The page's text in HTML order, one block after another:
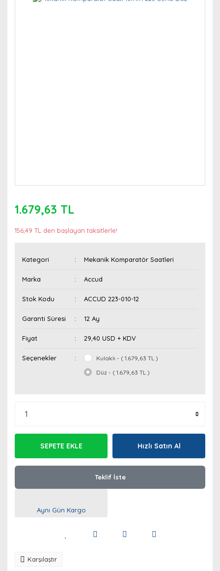
1.679,63 TL
156,49 TL den başlayan taksitlerle!
Kategori Mekanik Komparatör Saatleri
Marka Accud
Stok Kodu ACCUD 223-010-12
Garanti Süresi 12 Ay
Fiyat 29,40 USD + KDV
Seçenekler
Kulaklı - ( 1.679,63 TL )
Düz - ( 1.679,63 TL )
SEPETE EKLE Hızlı Satın Al
Teklif İste
Aynı Gün Kargo
Karşılaştır